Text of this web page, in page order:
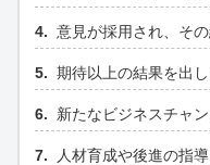
意見が採用され、そ
期待以上の結果を出
新たなビジネスチャ
人材育成や後進の指